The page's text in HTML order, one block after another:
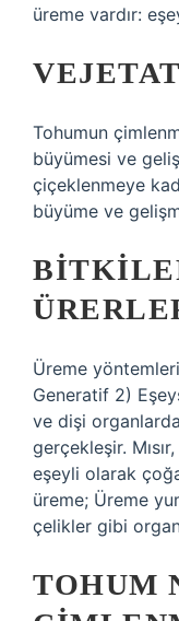
üreme vardır:
Tohumun
büyümesi ve
çiçeklenmeye
büyüme ve
Üreme
Generatif 2)
ve dişi
gerçekleşir.
eşeyli olarak
üreme; Üreme
çelikler gibi
TOHUM